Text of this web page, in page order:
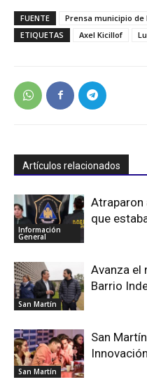
FUENTE
Prensa municipio de
ETIQUETAS
Axel Kicillof
Artículos relacionados
Información
General
Atraparon
que
San Martín
Avanza el
Barrio
San Martín
San